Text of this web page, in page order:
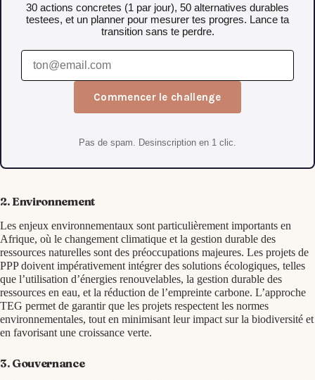
30 actions concretes (1 par jour), 50 alternatives durables
testees, et un planner pour mesurer tes progres. Lance ta
transition sans te perdre.
Commencer le challenge
Pas de spam. Desinscription en 1 clic.
2. Environnement
Les enjeux environnementaux sont particulièrement importants en
Afrique, où le changement climatique et la gestion durable des
ressources naturelles sont des préoccupations majeures. Les projets de
PPP doivent impérativement intégrer des solutions écologiques, telles
que l’utilisation d’énergies renouvelables, la gestion durable des
ressources en eau, et la réduction de l’empreinte carbone. L’approche
TEG permet de garantir que les projets respectent les normes
environnementales, tout en minimisant leur impact sur la biodiversité et
en favorisant une croissance verte.
3. Gouvernance